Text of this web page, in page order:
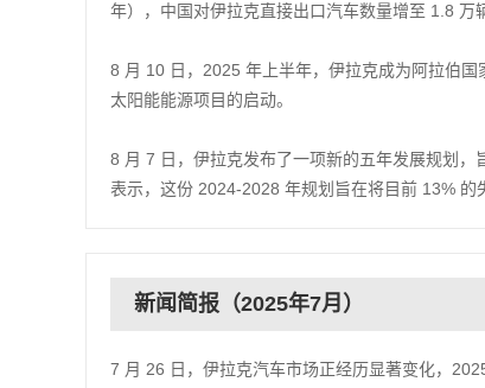
年），中国对伊拉克直接出口汽车数量增至 1.8 万
8 月 10 日，2025 年上半年，伊拉克成为阿拉伯
太阳能能源项目的启动。
8 月 7 日，伊拉克发布了一项新的五年发展规划
表示，这份 2024-2028 年规划旨在将目前 13% 的
新闻简报（2025年7月）
7 月 26 日，伊拉克汽车市场正经历显著变化，